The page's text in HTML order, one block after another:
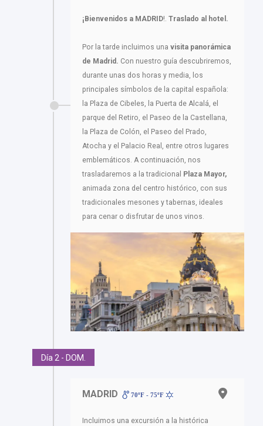
¡Bienvenidos a MADRID!. Traslado al hotel.
Por la tarde incluimos una visita panorámica
de Madrid. Con nuestro guía descubriremos,
durante unas dos horas y media, los
principales símbolos de la capital española:
la Plaza de Cibeles, la Puerta de Alcalá, el
parque del Retiro, el Paseo de la Castellana,
la Plaza de Colón, el Paseo del Prado,
Atocha y el Palacio Real, entre otros lugares
emblemáticos. A continuación, nos
trasladaremos a la tradicional
Plaza Mayor,
animada zona del centro histórico, con sus
tradicionales mesones y tabernas, ideales
para cenar o disfrutar de unos vinos.
Día 2 - DOM.
MADRID 70ºF - 75ºF
Incluimos una excursión a la histórica